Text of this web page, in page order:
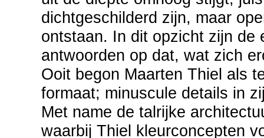
dichtgeschilderd zijn, maar
ontstaan. In dit opzicht zijn de
antwoorden op dat, wat zich
Ooit begon Maarten Thiel als
formaat; minuscule details in
Met name de talrijke
waarbij Thiel kleurconcepten